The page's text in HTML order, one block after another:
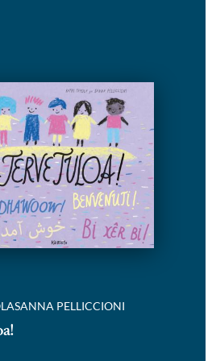
SANNA PELLICCIONI